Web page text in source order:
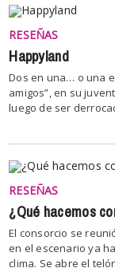
RESEÑAS
Happyland
Dos en una… o una
amigos”, en su
luego de ser
RESEÑAS
¿Qué hacemos
El consorcio se
en el escenario ya
clima. Se abre el